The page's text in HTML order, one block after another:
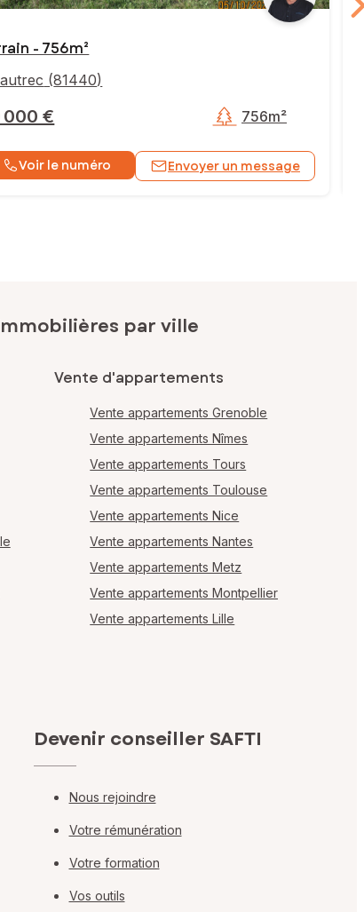
- 756m²
(81440)
000 € 756m²
Voir le numéro Envoyer un message
par ville
Vente d'appartements
Vente appartements Grenoble
Vente appartements Nîmes
Vente appartements Tours
Vente appartements Toulouse
Vente appartements Nice
Vente appartements Nantes
Vente appartements Metz
Vente appartements Montpellier
Vente appartements Lille
Devenir conseiller SAFTI
Nous rejoindre
Votre rémunération
Votre formation
Vos outils